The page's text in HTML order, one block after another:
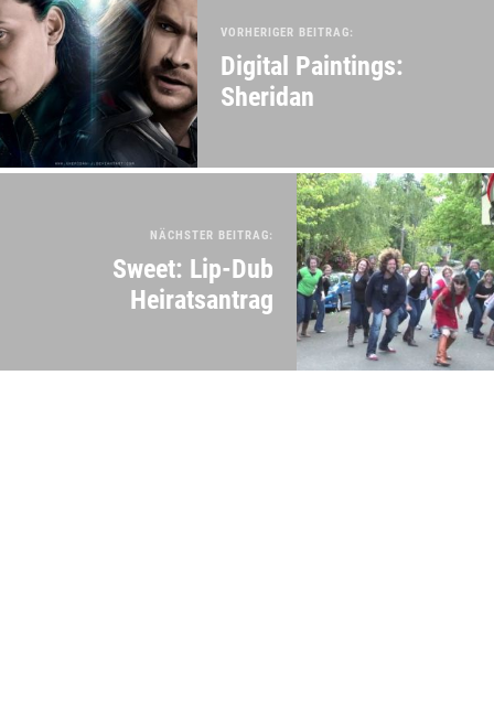
VORHERIGER BEITRAG:
Digital Paintings:
Sheridan
NÄCHSTER BEITRAG:
Sweet: Lip-Dub
Heiratsantrag